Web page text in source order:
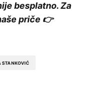
besplatno. Za
priče 👉
STANKOVIĆ